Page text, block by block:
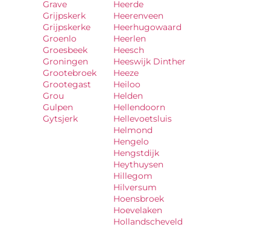
Grave
Grijpskerk
Grijpskerke
Groenlo
Groesbeek
Groningen
Grootebroek
Grootegast
Grou
Gulpen
Gytsjerk
Heerde
Heerenveen
Heerhugowaard
Heerlen
Heesch
Heeswijk Dinther
Heeze
Heiloo
Helden
Hellendoorn
Hellevoetsluis
Helmond
Hengelo
Hengstdijk
Heythuysen
Hillegom
Hilversum
Hoensbroek
Hoevelaken
Hollandscheveld